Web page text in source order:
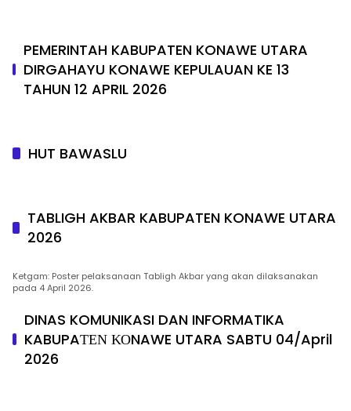
PEMERINTAH KABUPATEN KONAWE UTARA
DIRGAHAYU KONAWE KEPULAUAN KE 13
TAHUN 12 APRIL 2026
HUT BAWASLU
TABLIGH AKBAR KABUPATEN KONAWE UTARA
2026
Ketgam: Poster pelaksanaan Tabligh Akbar yang akan dilaksanakan
pada 4 April 2026.
DINAS KOMUNIKASI DAN INFORMATIKA
KABUPAΤΕΝ ΚΟNAWE UTARA SABTU 04/April
2026